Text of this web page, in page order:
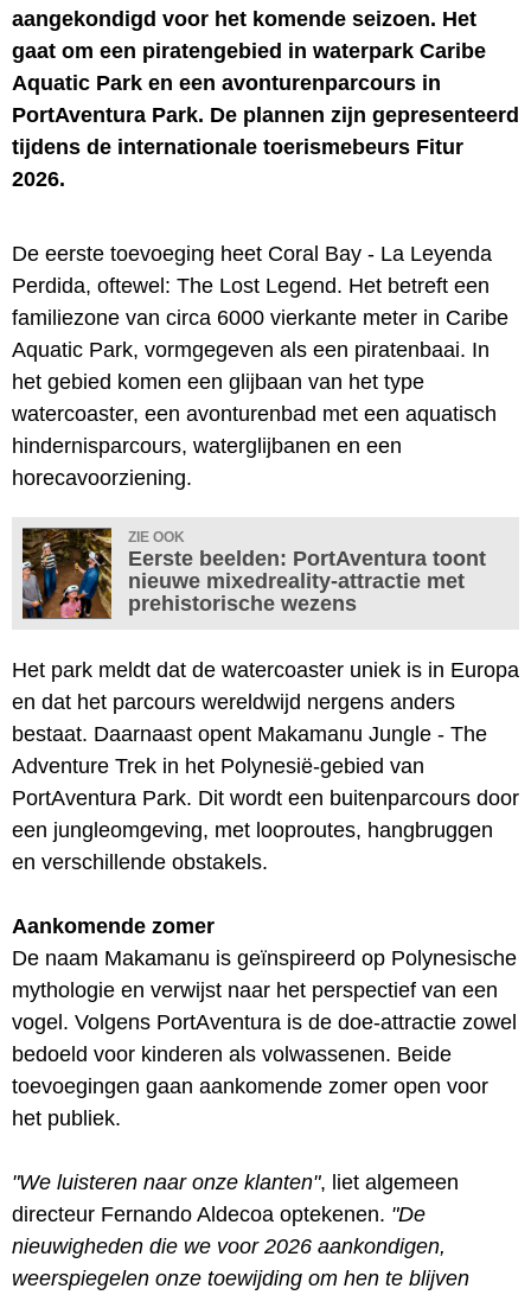
aangekondigd voor het komende seizoen. Het
gaat om een piratengebied in waterpark Caribe
Aquatic Park en een avonturenparcours in
PortAventura Park. De plannen zijn gepresenteerd
tijdens de internationale toerismebeurs Fitur
2026.
De eerste toevoeging heet Coral Bay - La Leyenda
Perdida, oftewel: The Lost Legend. Het betreft een
familiezone van circa 6000 vierkante meter in Caribe
Aquatic Park, vormgegeven als een piratenbaai. In
het gebied komen een glijbaan van het type
watercoaster, een avonturenbad met een aquatisch
hindernisparcours, waterglijbanen en een
horecavoorziening.
ZIE OOK
Eerste beelden: PortAventura toont
nieuwe mixedreality-attractie met
prehistorische wezens
Het park meldt dat de watercoaster uniek is in Europa
en dat het parcours wereldwijd nergens anders
bestaat. Daarnaast opent Makamanu Jungle - The
Adventure Trek in het Polynesië-gebied van
PortAventura Park. Dit wordt een buitenparcours door
een jungleomgeving, met looproutes, hangbruggen
en verschillende obstakels.
Aankomende zomer
De naam Makamanu is geïnspireerd op Polynesische
mythologie en verwijst naar het perspectief van een
vogel. Volgens PortAventura is de doe-attractie zowel
bedoeld voor kinderen als volwassenen. Beide
toevoegingen gaan aankomende zomer open voor
het publiek.
"We luisteren naar onze klanten", liet algemeen
directeur Fernando Aldecoa optekenen. "De
nieuwigheden die we voor 2026 aankondigen,
weerspiegelen onze toewijding om hen te blijven